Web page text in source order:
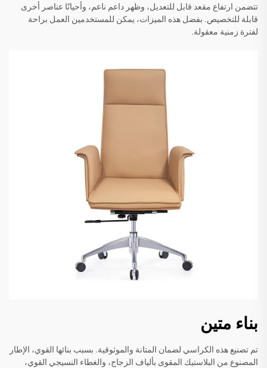
تتضمن ارتفاع مقعد قابل للتعديل، وظهر داعم ناعم، وأحيانًا عناصر أخرى
قابلة للتخصيص. بفضل هذه الميزات، يمكن للمستخدمين العمل براحة
لفترة زمنية معقولة.
بناء متين
تم تصنيع هذه الكراسي لضمان المتانة والموثوقية. بسبب بنائها القوي، الإطار
المصنوع من البلاستيك المقوى بألياف الزجاج، والغطاء النسيجي القوي،